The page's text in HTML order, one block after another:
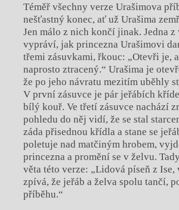
Téměř všechny verze Urašimova
nešťastný konec, ať už Urašima
Jen málo z nich končí jinak. Jedna
vypráví, jak princezna Urašimovi
třemi zásuvkami, řkouc: „Otevři je,
naprosto ztracený.“ Urašima je
že po jeho návratu mezitím uběhly
V první zásuvce je pár jeřábích
bílý kouř. Ve třetí zásuvce nachází
pohledu do něj vidí, že se stal
záda přisednou křídla a stane se
poletuje nad matčiným hrobem,
princezna a promění se v želvu.
věta této verze: „Lidová píseň z Ise,
zpívá, že jeřáb a želva spolu tančí,
příběhu.“